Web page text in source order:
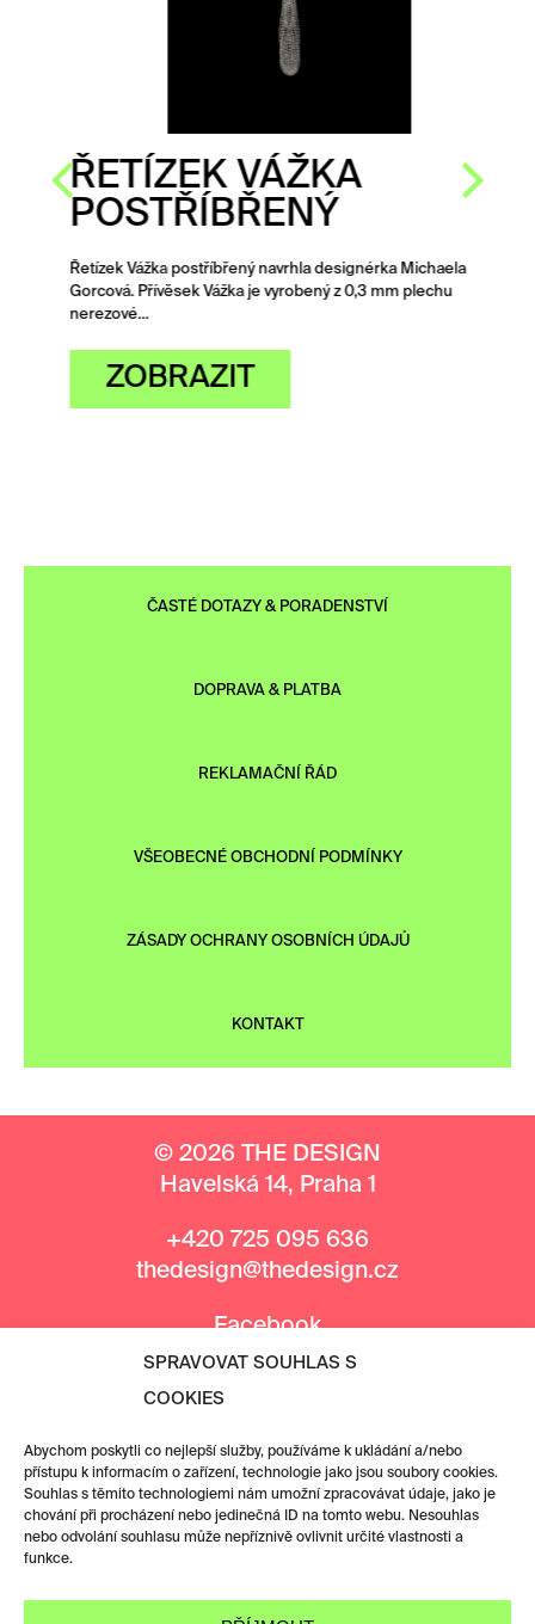
SPRAVOVAT SOUHLAS S
COOKIES
Abychom poskytli co nejlepší služby, používáme k ukládání a/nebo
přístupu k informacím o zařízení, technologie jako jsou soubory cookies.
Souhlas s těmito technologiemi nám umožní zpracovávat údaje, jako je
chování při procházení nebo jedinečná ID na tomto webu. Nesouhlas
nebo odvolání souhlasu může nepříznivě ovlivnit určité vlastnosti a
funkce.
ŘETÍZEK VÁŽKA
POSTŘÍBŘENÝ
Řetízek Vážka postříbřený navrhla designérka Michaela
Gorcová. Přívěsek Vážka je vyrobený z 0,3 mm plechu
nerezové…
ZOBRAZIT
ČASTÉ DOTAZY & PORADENSTVÍ
DOPRAVA & PLATBA
REKLAMAČNÍ ŘÁD
VŠEOBECNÉ OBCHODNÍ PODMÍNKY
ZÁSADY OCHRANY OSOBNÍCH ÚDAJŮ
KONTAKT
© 2026 THE DESIGN
Havelská 14, Praha 1
+420 725 095 636
thedesign@thedesign.cz
Facebook
Instagram